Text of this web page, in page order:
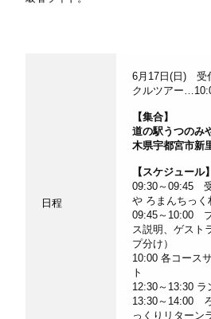
日程
6月17日(日)
クルツアー
【集合】
道の駅うつのみ
木県宇都宮市新
【スケジュール】
09:30～09:45
や ろまんちっく
09:45～10:00
ス説明、ゲスト
プ分け）
10:00 各コース
ト
12:30～13:30 ラ
13:30～14:00
っくりリターン